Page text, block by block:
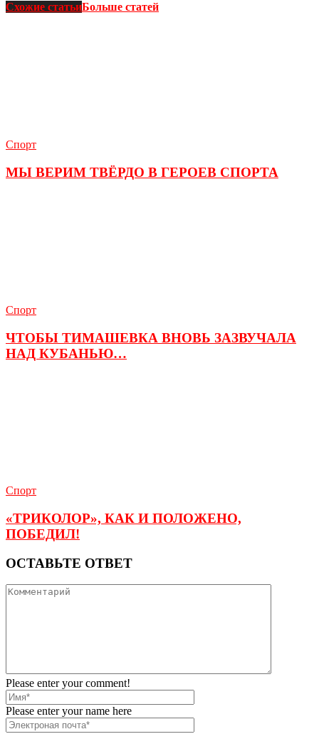
Схожие статьиБольше статей
Спорт
МЫ ВЕРИМ ТВЁРДО В ГЕРОЕВ СПОРТА
Спорт
ЧТОБЫ ТИМАШЕВКА ВНОВЬ ЗАЗВУЧАЛА
НАД КУБАНЬЮ…
Спорт
«ТРИКОЛОР», КАК И ПОЛОЖЕНО,
ПОБЕДИЛ!
ОСТАВЬТЕ ОТВЕТ
Please enter your comment!
Please enter your name here